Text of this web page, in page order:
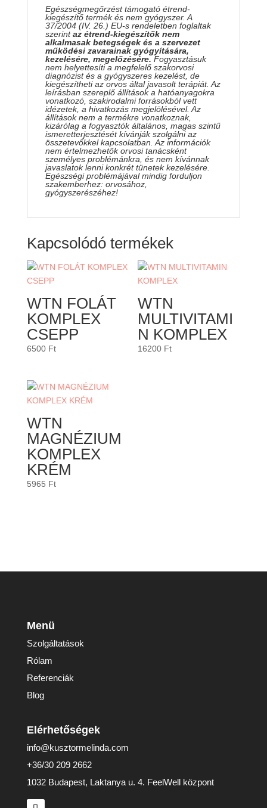
Egészségmegőrzést támogató étrend-
kiegészítő termék és nem gyógyszer. A
37/2004 (IV. 26.) EU-s rendeletben foglaltak
szerintaz étrend-kiegészítők nem
alkalmasak betegségek és a szervezet
működési zavarainak gyógyítására,
kezelésére, megelőzésére. Fogyasztásuk
nem helyettesíti a megfelelő szakorvosi
diagnózist és a gyógyszeres kezelést, de
kiegészítheti az orvos által javasolt terápiát. Az
leírásban szereplő állítások a hatóanyagokra
vonatkozó, szakirodalmi forrásokból vett
idézetek, a hivatkozás megjelölésével. Az
állítások nem a termékre vonatkoznak,
kizárólag a fogyasztók általános, magas szintű
ismeretterjesztését kívánják szolgálni az
összetevőkkel kapcsolatban. Az információk
nem értelmezhetők orvosi tanácsként
személyes problémánkra, és nem kívánnak
javaslatok lenni konkrét tünetek kezelésére.
Egészségi problémájával mindig forduljon
szakemberhez: orvosához,
gyógyszerészéhez!
Kapcsolódó termékek
WTN FOLÁT
KOMPLEX
CSEPP
6500 Ft
WTN
MULTIVITAMI
N KOMPLEX
16200 Ft
WTN
MAGNÉZIUM
KOMPLEX
KRÉM
5965 Ft
Menü
Szolgáltatások
Rólam
Referenciák
Blog
Elérhetőségek
info@kusztormelinda.com
+36/30 209 2662
1032 Budapest, Laktanya u. 4. FeelWell központ